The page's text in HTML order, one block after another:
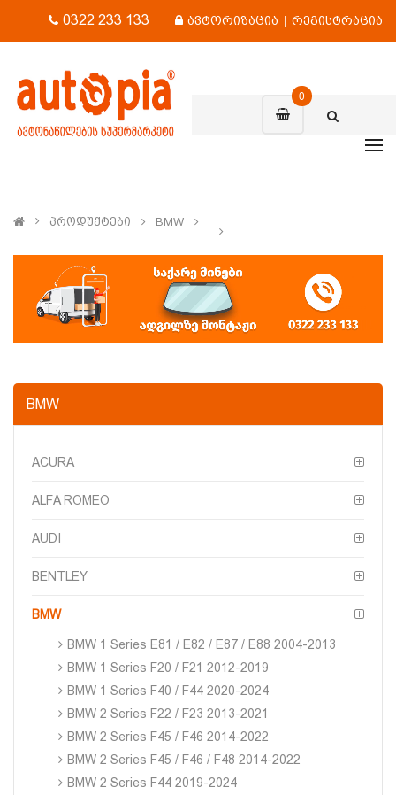
0322 233 133 ავტორიზაცია | რეგისტრაცია
0
Პროდუქტები BMW
BMW
ACURA
ALFA ROMEO
AUDI
BENTLEY
BMW
BMW 1 Series E81 / E82 / E87 / E88 2004-2013
BMW 1 Series F20 / F21 2012-2019
BMW 1 Series F40 / F44 2020-2024
BMW 2 Series F22 / F23 2013-2021
BMW 2 Series F45 / F46 2014-2022
BMW 2 Series F45 / F46 / F48 2014-2022
BMW 2 Series F44 2019-2024